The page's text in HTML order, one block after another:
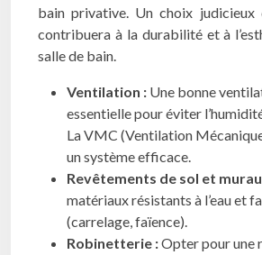
bain privative. Un choix judicieux
contribuera à la durabilité et à
salle de bain.
Ventilation : Une bonne
essentielle pour éviter
La VMC (Ventilation
un système efficace.
Revêtements de sol et
matériaux résistants à l’eau et
(carrelage, faïence).
Robinetterie :Opter pour une